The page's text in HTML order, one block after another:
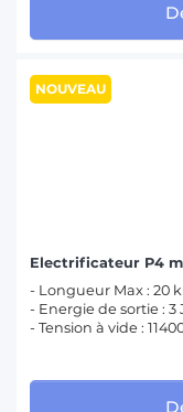
NOUVEAU
Electrificateur P4
- Longueur Max : 20
- Energie de sortie : 3
- Tension à vide :